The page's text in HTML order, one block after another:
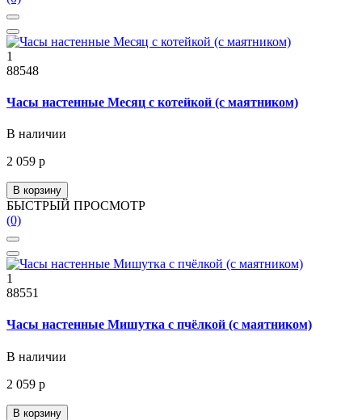
1
88548
Часы настенные Месяц с котейкой (с маятником)
В наличии
2 059 р
В корзину
БЫСТРЫЙ ПРОСМОТР
(0)
1
88551
Часы настенные Мишутка с пчёлкой (с маятником)
В наличии
2 059 р
В корзину